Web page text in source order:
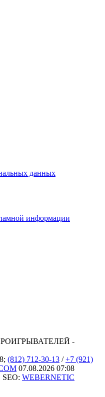
данных
информации
-
; (812) 712-30-13 /+7 (921)
07.08.2026 07:08
SEO: WEBERNETIC